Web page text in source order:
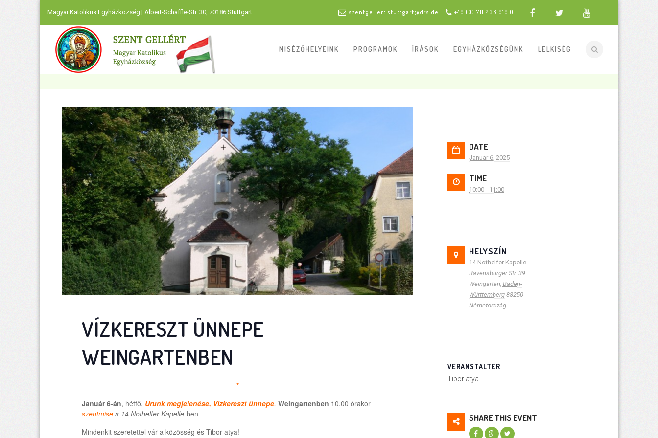
Magyar Katolikus Egyházközség | Albert-Schäffle-Str. 30, 70186 Stuttgart szentgellert.stuttgart@drs.de +49 (0) 711 236 919 0
MISÉZŐHELYEINK PROGRAMOK ÍRÁSOK EGYHÁZKÖZSÉGÜNK LELKISÉG
VÍZKERESZT ÜNNEPE
WEINGARTENBEN
*
Január 6-án, hétfő, Urunk megjelenése, Vízkereszt ünnepe, Weingartenben 10.00 órakor
szentmise a 14 Nothelfer Kapelle-ben.
Mindenkit szeretettel vár a közösség és Tibor atya!
DATE
Januar 6, 2025
TIME
10:00 - 11:00
HELYSZÍN
14 Nothelfer Kapelle
Ravensburger Str. 39
Weingarten, Baden-
Württemberg 88250
Németország
VERANSTALTER
Tibor atya
SHARE THIS EVENT